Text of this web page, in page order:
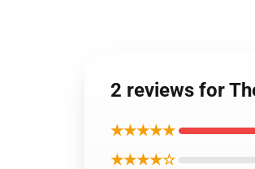
2 reviews for
★★★★★
★★★★☆